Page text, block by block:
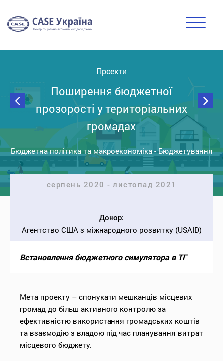
Проeкти
Поширення бюджетної
прозорості у територіальних
громадах
Бюджетна політика та макроекономіка-Бюджетування
серпень 2020 - листопад 2021
Донор:
Агентство США з міжнародного розвитку (USAID)
Встановлення бюджетного симулятора в ТГ
Мета проекту – спонукати мешканців місцевих
громад до більш активного контролю за
ефективністю використання громадських коштів
та взаємодію з владою під час планування витрат
місцевого бюджету.